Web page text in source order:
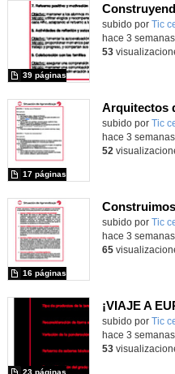
subido por Tic
39 páginas
hace 3 semanas
53
Arquitectos
subido por Tic
17 páginas
hace 3 semanas
52
subido por Tic
16 páginas
hace 3 semanas
65
¡VIAJE A
subido por Tic
23 páginas
hace 3 semanas
53